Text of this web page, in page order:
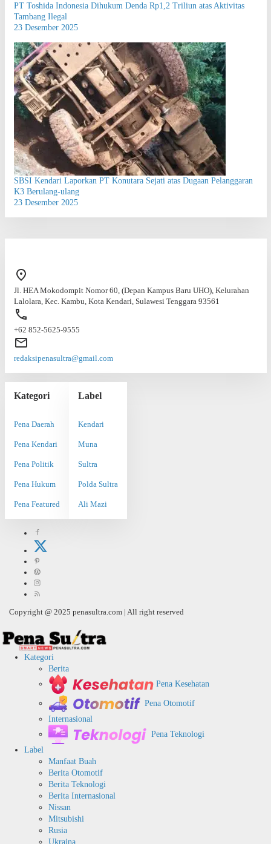
PT Toshida Indonesia Dihukum Denda Rp1,2 Triliun atas Aktivitas
Tambang Ilegal
23 Desember 2025
SBSI Kendari Laporkan PT Konutara Sejati atas Dugaan Pelanggaran
K3 Berulang-ulang
23 Desember 2025
Jl. HEA Mokodompit Nomor 60, (Depan Kampus Baru UHO), Kelurahan
Lalolara, Kec. Kambu, Kota Kendari, Sulawesi Tenggara 93561
+62 852-5625-9555
redaksipenasultra@gmail.com
Kategori
Pena Daerah
Pena Kendari
Pena Politik
Pena Hukum
Pena Featured
Label
Kendari
Muna
Sultra
Polda Sultra
Ali Mazi
Copyright @ 2025 penasultra.com | All right reserved
Kategori
Berita
Pena Kesehatan
Pena Otomotif
Internasional
Pena Teknologi
Label
Manfaat Buah
Berita Otomotif
Berita Teknologi
Berita Internasional
Nissan
Mitsubishi
Rusia
Ukraina